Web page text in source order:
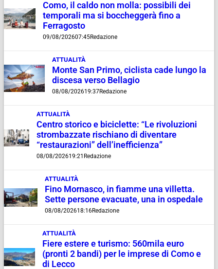
Como, il caldo non molla: possibili dei
temporali ma si boccheggerà fino a
Ferragosto
09/08/202607:45Redazione
ATTUALITÀ
Monte San Primo, ciclista cade lungo la
discesa verso Bellagio
08/08/202619:37Redazione
ATTUALITÀ
Centro storico e biciclette: “Le rivoluzioni
strombazzate rischiano di diventare
“restaurazioni” dell’inefficienza”
08/08/202619:21 Redazione
ATTUALITÀ
Fino Mornasco, in fiamme una villetta.
Sette persone evacuate, una in ospedale
08/08/202618:16Redazione
ATTUALITÀ
Fiere estere e turismo: 560mila euro
(pronti 2 bandi) per le imprese di Como e
di Lecco